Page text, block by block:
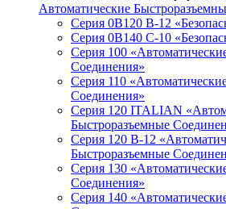
Автоматические
Серия 0B120 B-12
Серия 0B140 C-10
Серия 100
Соединения»
Серия 110
Соединения»
Серия 120 ITALIAN
Быстроразъемные
Серия 120 B-12
Быстроразъемные
Серия 130
Соединения»
Серия 140